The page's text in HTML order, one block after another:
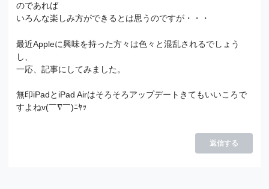
のであれば
いろんな楽しみ方ができるとは思うのですが・・・
最近Appleに興味を持った方々は色々と混乱されるでしょう
し、
一応、記事にしてみました。
無印iPadとiPad Airはそろそろアップデートきてもいいころで
すよねv(￣∇￣)ﾆﾔｯ
返信する